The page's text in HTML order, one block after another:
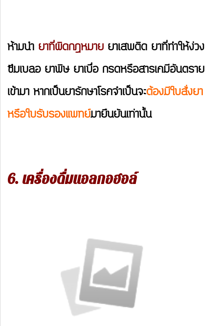
ห้ามนำ ยาที่ผิดกฎหมาย ยาเสพติด ยาที่ทำให้ง่วง
ซึมเบลอ ยาพิษ ยาเบื่อ กรดหรือสารเคมีอันตราย
เข้ามา หากเป็นยารักษาโรคจำเป็นจะต้องมีใบสั่งยา
หรือใบรับรองแพทย์มายืนยันเท่านั้น
6. เครื่องดื่มแอลกอฮอล์